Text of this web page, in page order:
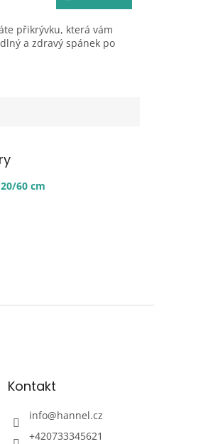
přikrývku, která vám
a zdravý spánek po
60 cm
Kontakt
info@hannel.cz
+420733345621